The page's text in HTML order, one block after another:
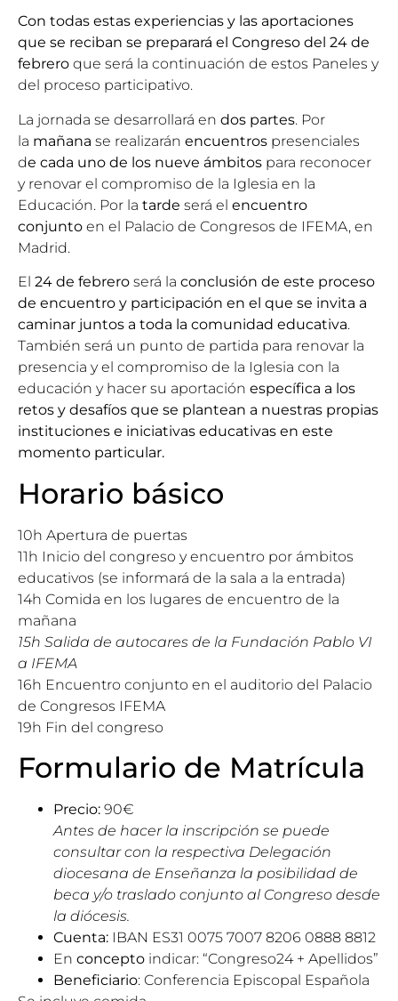
Con todas estas experiencias y las aportaciones
que se reciban se preparará el Congreso del 24 de
febrero que será la continuación de estos Paneles y
del proceso participativo.
La jornada se desarrollará en dos partes. Por
la mañana se realizarán encuentros presenciales
de cada uno de los nueve ámbitos para reconocer
y renovar el compromiso de la Iglesia en la
Educación. Por la tarde será el encuentro
conjunto en el Palacio de Congresos de IFEMA, en
Madrid.
El 24 de febrero será la conclusión de este proceso
de encuentro y participación en el que se invita a
caminar juntos a toda la comunidad educativa.
También será un punto de partida para renovar la
presencia y el compromiso de la Iglesia con la
educación y hacer su aportación específica a los
retos y desafíos que se plantean a nuestras propias
instituciones e iniciativas educativas en este
momento particular.
Horario básico
10h Apertura de puertas
11h Inicio del congreso y encuentro por ámbitos
educativos (se informará de la sala a la entrada)
14h Comida en los lugares de encuentro de la
mañana
15h Salida de autocares de la Fundación Pablo VI
a IFEMA
16h Encuentro conjunto en el auditorio del Palacio
de Congresos IFEMA
19h Fin del congreso
Formulario de Matrícula
Precio: 90€
Antes de hacer la inscripción se puede
consultar con la respectiva Delegación
diocesana de Enseñanza la posibilidad de
beca y/o traslado conjunto al Congreso desde
la diócesis.
Cuenta: IBAN ES31 0075 7007 8206 0888 8812
En concepto indicar: “Congreso24 + Apellidos”
Beneficiario: Conferencia Episcopal Española